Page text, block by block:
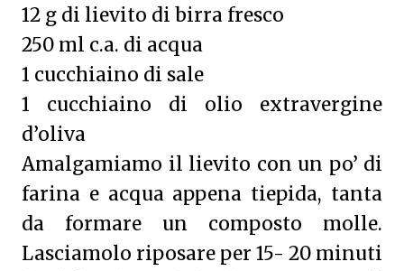
12 g di lievito di birra fresco
250 ml c.a. di acqua
1 cucchiaino di sale
1 cucchiaino di olio extravergine
d’oliva
Amalgamiamo il lievito con un po’ di
farina e acqua appena tiepida, tanta
da formare un composto molle.
Lasciamolo riposare per 15- 20 minuti